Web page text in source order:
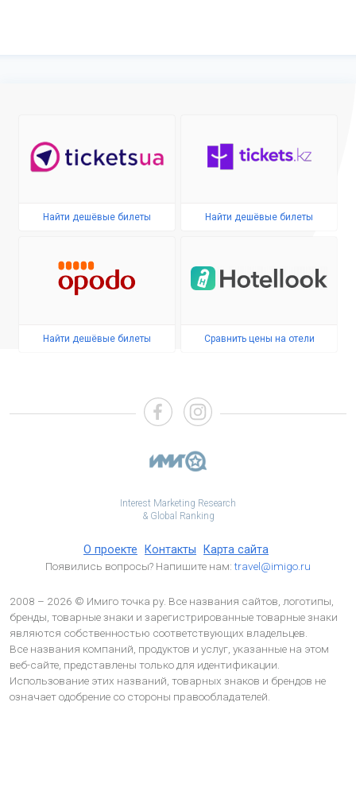
Найти дешёвые билеты Найти дешёвые билеты
Найти дешёвые билеты Сравнить цены на отели
Interest Marketing Research
& Global Ranking
О проекте Контакты Карта сайта
Появились вопросы? Напишите нам:travel@imigo.ru
2008 – 2026 © Имиго точка ру. Все названия сайтов, логотипы,
бренды, товарные знаки и зарегистрированные товарные знаки
являются собственностью соответствующих владельцев.
Все названия компаний, продуктов и услуг, указанные на этом
веб-сайте, представлены только для идентификации.
Использование этих названий, товарных знаков и брендов не
означает одобрение со стороны правообладателей.